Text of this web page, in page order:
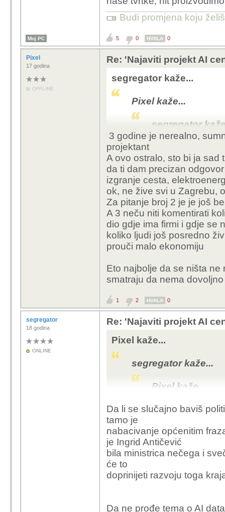
druge investicije i
Ali stavimo tih 200
projekt, sto mislis
napravi, na to sam
za mnoge pratece
Budi promjena koju
Moj PC 5 0 HVALA 0
Pixel
17 godina
OFFLINE
Re: 'Najaviti projekt AI
segregator kaže...
Pixel kaže...
segregator
ok
takvih
prave
treba i
rade
mislio
neko
otvoriti
ulaganje u
Ali stavimo tih
projekt, sto mislis
napravi, na to
tebe:
3 godine je nerealno,
projektant
A ovo ostralo, sto bi ja sad
da ti dam precizan
izgranje cesta,
ok, ne žive svi u Zagrebu,
Za pitanje broj 2 je je još
A 3 neču niti komentirati
dio gdje ima firmi i gdje se
koliko ljudi još posredno
prouči malo ekonomiju
Eto najbolje da se ništa ne
smatraju da nema
1 2 HVALA 0
segregator
18 godina
ONLINE
Re: 'Najaviti projekt AI
Pixel kaže...
segregator kaže...
Pixel kaže...
segregator
Pixel
Da li se slučajno baviš
tamo je
nabacivanje općenitim
je Ingrid Antičević
bila ministrica nečega i
će to
doprinijeti razvoju toga
Da ne prođe tema o AI